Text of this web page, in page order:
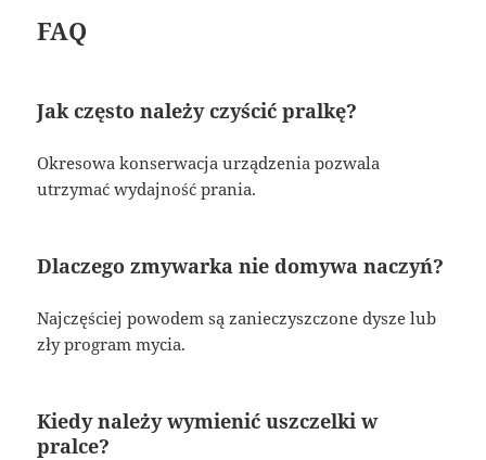
FAQ
Jak często należy czyścić pralkę?
Okresowa konserwacja urządzenia pozwala
utrzymać wydajność prania.
Dlaczego zmywarka nie domywa naczyń?
Najczęściej powodem są zanieczyszczone dysze lub
zły program mycia.
Kiedy należy wymienić uszczelki w
pralce?